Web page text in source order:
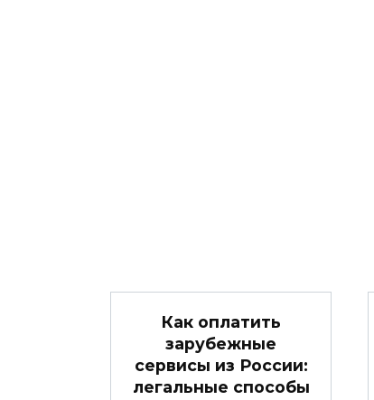
Как оплатить
зарубежные
сервисы из России:
легальные способы